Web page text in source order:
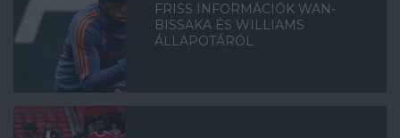
FRISS INFORMÁCIÓK WAN-
BISSAKA ÉS WILLIAMS
ÁLLAPOTÁRÓL